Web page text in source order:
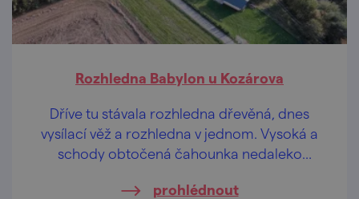
Rozhledna Babylon u Kozárova
Dříve tu stávala rozhledna dřevěná, dnes
vysílací věž a rozhledna v jednom. Vysoká a
schody obtočená čahounka nedaleko
prohlédnout